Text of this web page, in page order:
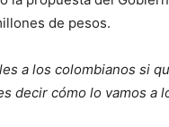
de pesos.
a los colombianos si
decir cómo lo vamos a